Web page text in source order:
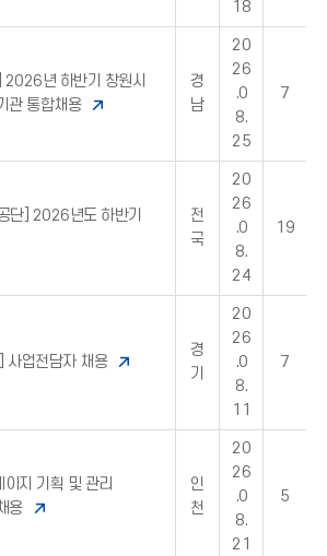
18
2026년 하반기 창원시
관 통합채용
경
남
20
26
.0
8.
25
7
단] 2026년도 하반기
전
국
20
26
.0
8.
24
19
사업전담자 채용
경
기
20
26
.0
8.
11
7
이지 기획 및 관리
용
인
천
20
26
.0
8.
21
5